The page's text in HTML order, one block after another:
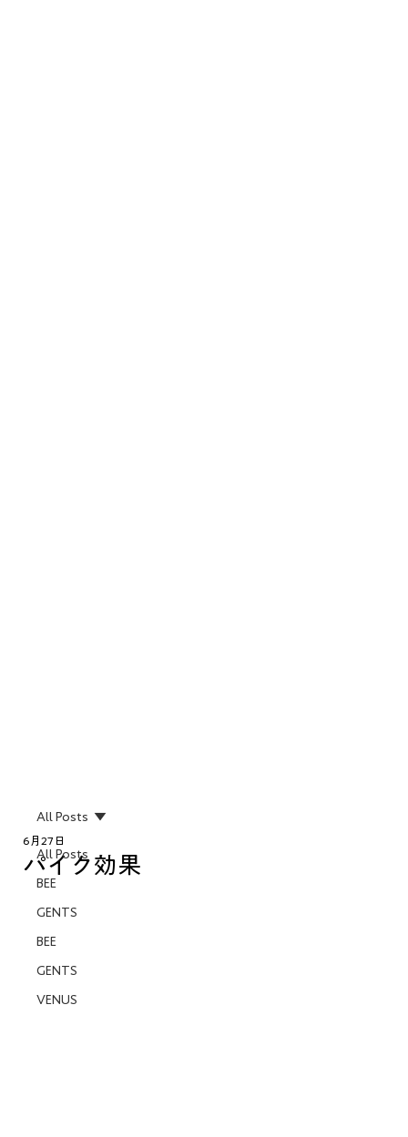
All Posts
BEE
GENTS
BEE
GENTS
VENUS
All Posts
パイク効果
6月27日